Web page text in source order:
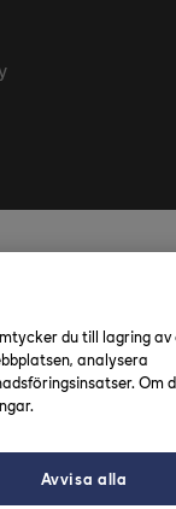
du till lagring av
analysera
Om
Avvisa alla